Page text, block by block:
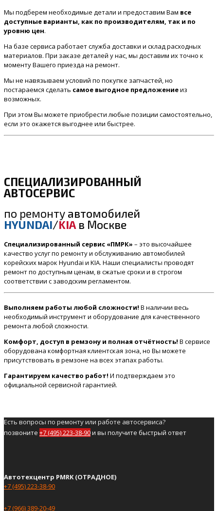
Мы подберем необходимые детали и предоставим Вам все
доступные варианты, как по производителям, так и по
уровню цен.
На базе сервиса работает служба доставки и склад расходных
материалов. При заказе деталей у нас, мы доставим их точно к
моменту Вашего приезда на ремонт.
Мы не навязываем условий по покупке запчастей, но
постараемся сделать самое выгодное предложениеиз
возможных.
При этом Вы можете приобрести любые позиции самостоятельно,
если это окажется выгоднее или быстрее.
СПЕЦИАЛИЗИРОВАННЫЙ
АВТОСЕРВИС
по ремонту автомобилей
HYUNDAI/KIA в Москве
Специализированный сервис «ПМРК» – это высочайшее
качество услуг по ремонту и обслуживанию автомобилей
корейских марок Hyundai и KIA. Наши специалисты проводят
ремонт по доступным ценам, в сжатые сроки и в строгом
соответствии с заводским регламентом.
Выполняем работы любой сложности! В наличии весь
необходимый инструмент и оборудование для качественного
ремонта любой сложности.
Комфорт, доступ в ремзону и полная отчётность! В сервисе
оборудована комфортная клиентская зона, но Вы можете
присутствовать в ремзоне на всех этапах работы.
Гарантируем качество работ! И подтверждаем это
официальной сервисной гарантией.
Есть вопросы по ремонту или работе автосервиса?
позвоните +7 (495) 223-38-90и вы получите быстрый ответ
Автотехцентр PMRK (ОТРАДНОЕ)
+7 (495) 223-38-90
+7 (966) 389-20-49